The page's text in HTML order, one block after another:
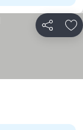
Partilhar